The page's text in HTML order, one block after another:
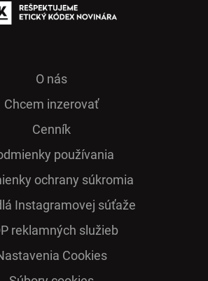
O nás
Chcem inzerovať
Cenník
používania
ochrany súkromia
Ins­ta­gra­mo­vej sú­ťaže
reklamných služieb
Cookies